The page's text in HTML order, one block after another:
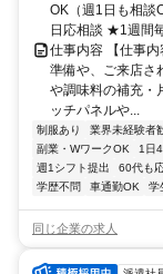
OK（週1日も相
日応相談 ★1週間
仕事内容 【仕事
準備や、ご来店さ
や調味料の補充・
ッチパネルや...
制服あり 業界未経験者
副業・WワークOK
1日
週1シフト提出
60代も
学歴不問
車通勤OK 学
同じ企業の求人